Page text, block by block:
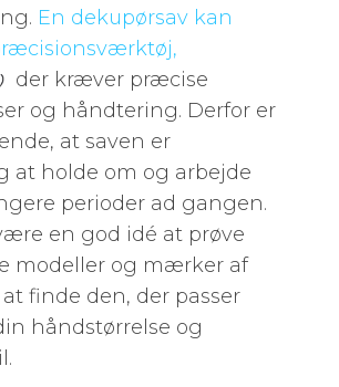
En dekupørsav kan
der kræver præcise
og håndtering. Derfor er
at saven er
at holde om og arbejde
perioder ad gangen.
en god idé at prøve
modeller og mærker af
finde den, der passer
håndstørrelse og